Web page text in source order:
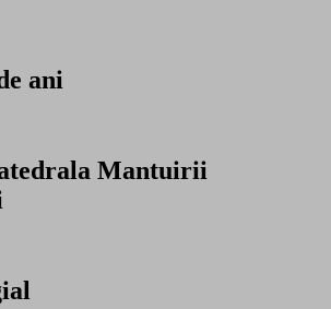
ani
Mantuirii